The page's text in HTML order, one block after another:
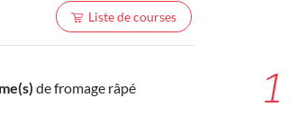
Liste de courses
de fromage râpé 1